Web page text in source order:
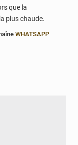
que la
plus chaude.
WHATSAPP